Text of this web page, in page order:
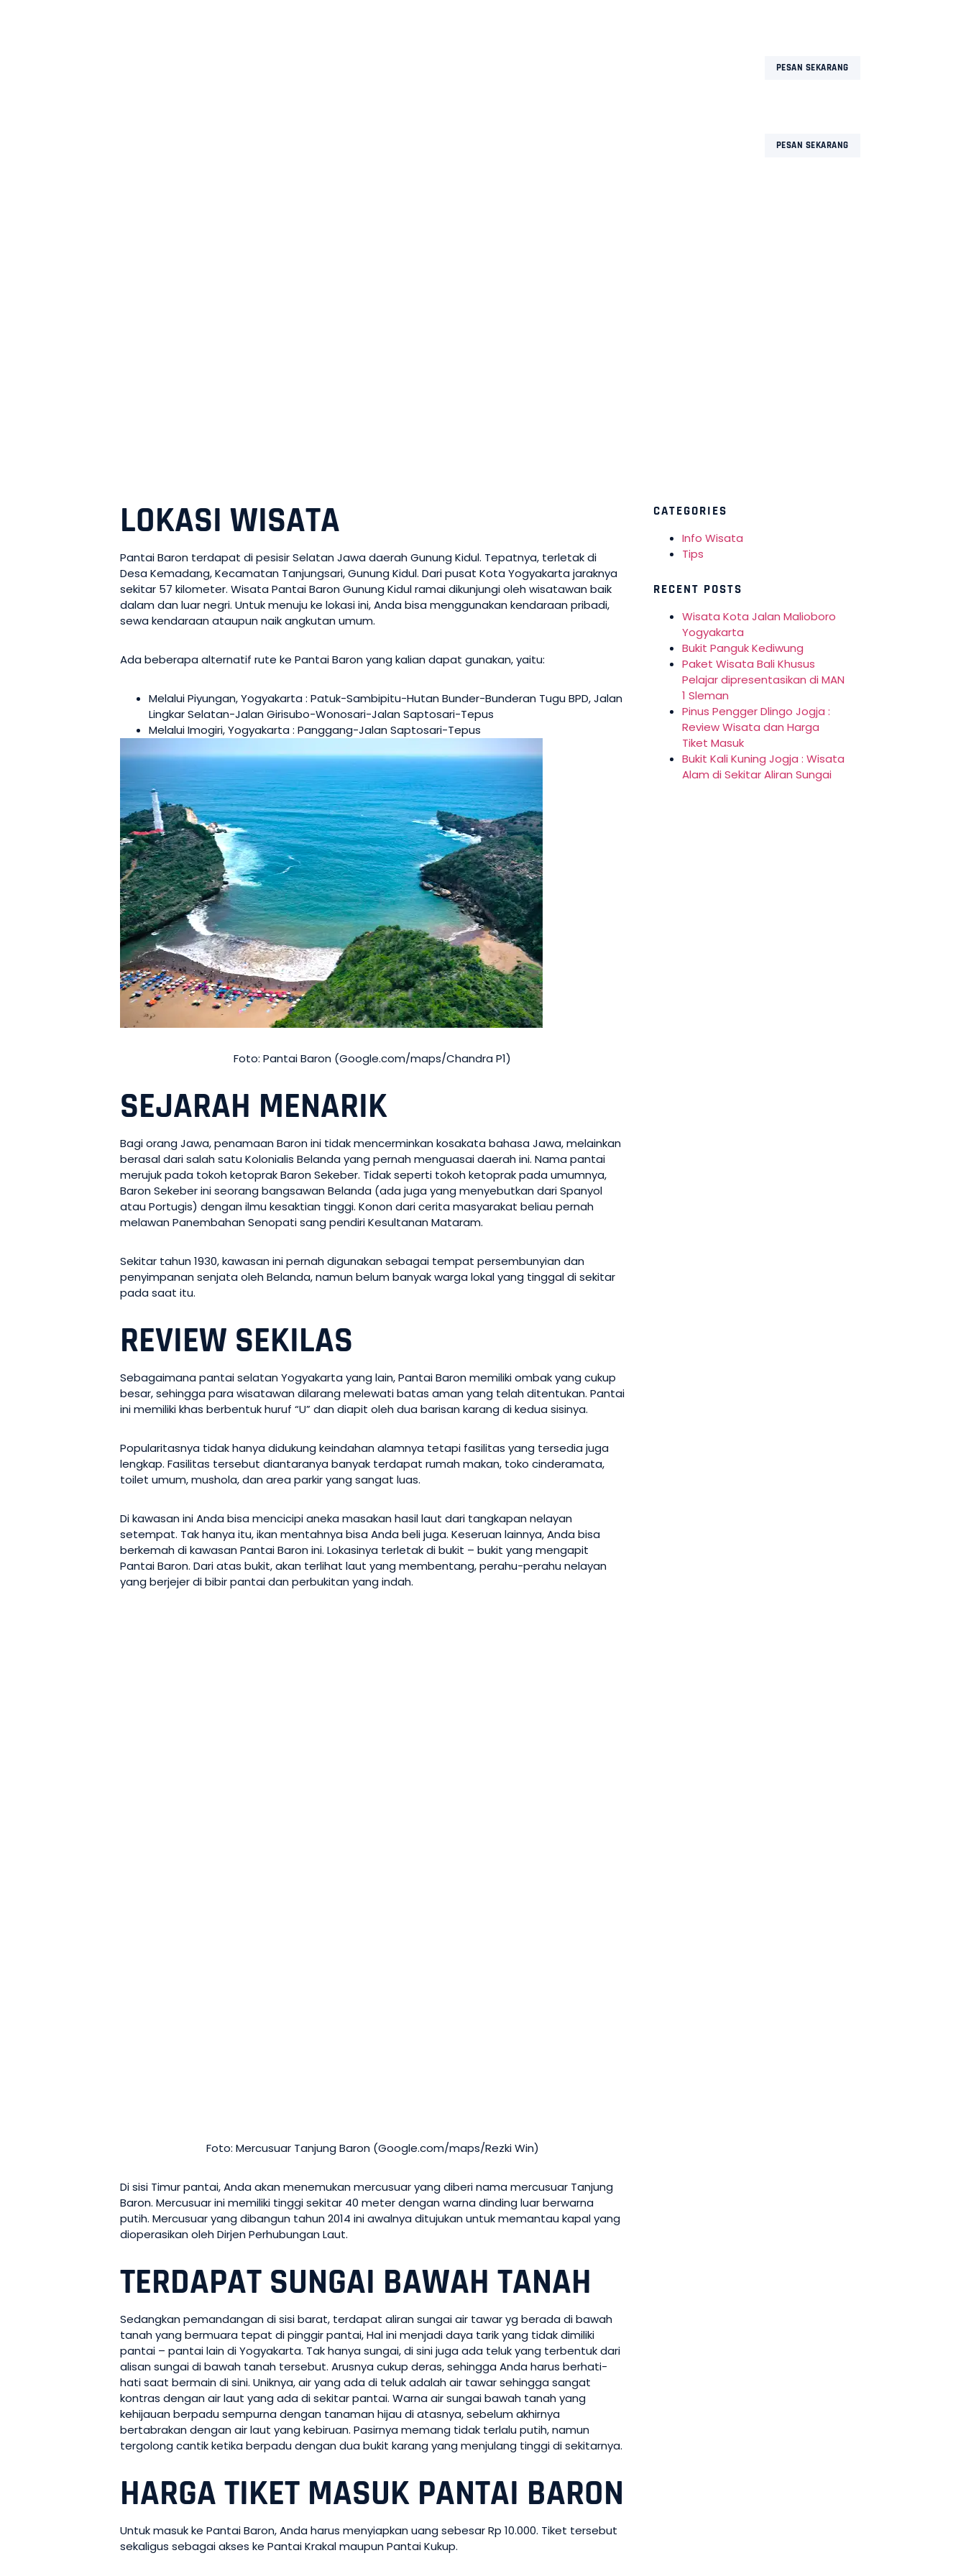
PESAN SEKARANG
PESAN SEKARANG
LOKASI WISATA
Pantai Baron terdapat di pesisir Selatan Jawa daerah Gunung Kidul. Tepatnya, terletak di
Desa Kemadang, Kecamatan Tanjungsari, Gunung Kidul. Dari pusat Kota Yogyakarta jaraknya
sekitar 57 kilometer. Wisata Pantai Baron Gunung Kidul ramai dikunjungi oleh wisatawan baik
dalam dan luar negri. Untuk menuju ke lokasi ini, Anda bisa menggunakan kendaraan pribadi,
sewa kendaraan ataupun naik angkutan umum.
Ada beberapa alternatif rute ke Pantai Baron yang kalian dapat gunakan, yaitu:
Melalui Piyungan, Yogyakarta : Patuk-Sambipitu-Hutan Bunder-Bunderan Tugu BPD, Jalan
Lingkar Selatan-Jalan Girisubo-Wonosari-Jalan Saptosari-Tepus
Melalui Imogiri, Yogyakarta : Panggang-Jalan Saptosari-Tepus
Foto: Pantai Baron (Google.com/maps/Chandra P1)
SEJARAH MENARIK
Bagi orang Jawa, penamaan Baron ini tidak mencerminkan kosakata bahasa Jawa, melainkan
berasal dari salah satu Kolonialis Belanda yang pernah menguasai daerah ini. Nama pantai
merujuk pada tokoh ketoprak Baron Sekeber. Tidak seperti tokoh ketoprak pada umumnya,
Baron Sekeber ini seorang bangsawan Belanda (ada juga yang menyebutkan dari Spanyol
atau Portugis) dengan ilmu kesaktian tinggi. Konon dari cerita masyarakat beliau pernah
melawan Panembahan Senopati sang pendiri Kesultanan Mataram.
Sekitar tahun 1930, kawasan ini pernah digunakan sebagai tempat persembunyian dan
penyimpanan senjata oleh Belanda, namun belum banyak warga lokal yang tinggal di sekitar
pada saat itu.
REVIEW SEKILAS
Sebagaimana pantai selatan Yogyakarta yang lain, Pantai Baron memiliki ombak yang cukup
besar, sehingga para wisatawan dilarang melewati batas aman yang telah ditentukan. Pantai
ini memiliki khas berbentuk huruf “U” dan diapit oleh dua barisan karang di kedua sisinya.
Popularitasnya tidak hanya didukung keindahan alamnya tetapi fasilitas yang tersedia juga
lengkap. Fasilitas tersebut diantaranya banyak terdapat rumah makan, toko cinderamata,
toilet umum, mushola, dan area parkir yang sangat luas.
Di kawasan ini Anda bisa mencicipi aneka masakan hasil laut dari tangkapan nelayan
setempat. Tak hanya itu, ikan mentahnya bisa Anda beli juga. Keseruan lainnya, Anda bisa
berkemah di kawasan Pantai Baron ini. Lokasinya terletak di bukit – bukit yang mengapit
Pantai Baron. Dari atas bukit, akan terlihat laut yang membentang, perahu-perahu nelayan
yang berjejer di bibir pantai dan perbukitan yang indah.
Foto: Mercusuar Tanjung Baron (Google.com/maps/Rezki Win)
Di sisi Timur pantai, Anda akan menemukan mercusuar yang diberi nama mercusuar Tanjung
Baron. Mercusuar ini memiliki tinggi sekitar 40 meter dengan warna dinding luar berwarna
putih. Mercusuar yang dibangun tahun 2014 ini awalnya ditujukan untuk memantau kapal yang
dioperasikan oleh Dirjen Perhubungan Laut.
TERDAPAT SUNGAI BAWAH TANAH
Sedangkan pemandangan di sisi barat, terdapat aliran sungai air tawar yg berada di bawah
tanah yang bermuara tepat di pinggir pantai, Hal ini menjadi daya tarik yang tidak dimiliki
pantai – pantai lain di Yogyakarta. Tak hanya sungai, di sini juga ada teluk yang terbentuk dari
alisan sungai di bawah tanah tersebut. Arusnya cukup deras, sehingga Anda harus berhati-
hati saat bermain di sini. Uniknya, air yang ada di teluk adalah air tawar sehingga sangat
kontras dengan air laut yang ada di sekitar pantai. Warna air sungai bawah tanah yang
kehijauan berpadu sempurna dengan tanaman hijau di atasnya, sebelum akhirnya
bertabrakan dengan air laut yang kebiruan. Pasirnya memang tidak terlalu putih, namun
tergolong cantik ketika berpadu dengan dua bukit karang yang menjulang tinggi di sekitarnya.
HARGA TIKET MASUK PANTAI BARON
Untuk masuk ke Pantai Baron, Anda harus menyiapkan uang sebesar Rp 10.000. Tiket tersebut
sekaligus sebagai akses ke Pantai Krakal maupun Pantai Kukup.
CATEGORIES
Info Wisata
Tips
RECENT POSTS
Wisata Kota Jalan Malioboro
Yogyakarta
Bukit Panguk Kediwung
Paket Wisata Bali Khusus
Pelajar dipresentasikan di MAN
1 Sleman
Pinus Pengger Dlingo Jogja :
Review Wisata dan Harga
Tiket Masuk
Bukit Kali Kuning Jogja : Wisata
Alam di Sekitar Aliran Sungai